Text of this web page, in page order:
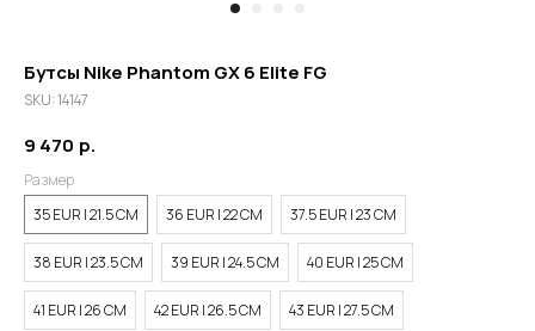
Бутсы Nike Phantom GX 6 Elite FG
SKU:14147
9 470 р.
Размер
35 EUR | 21.5 СМ
36 EUR | 22 СМ 37.5 EUR | 23 СМ
38 EUR | 23.5 СМ 39 EUR | 24.5 СМ 40 EUR | 25 СМ
41 EUR | 26 СМ 42 EUR | 26.5 СМ 43 EUR | 27.5 СМ